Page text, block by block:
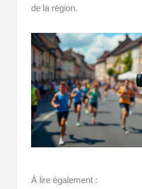
de la région.
À lire également :